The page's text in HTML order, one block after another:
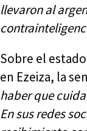
llevaron al
Sobre el
en Ezeiza, la
haber que
En sus redes